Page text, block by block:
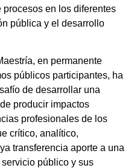
en los diferentes
pública y el desarrollo
en permanente
públicos participantes, ha
de desarrollar una
producir impactos
profesionales de los
crítico, analítico,
transferencia aporte a una
público y sus